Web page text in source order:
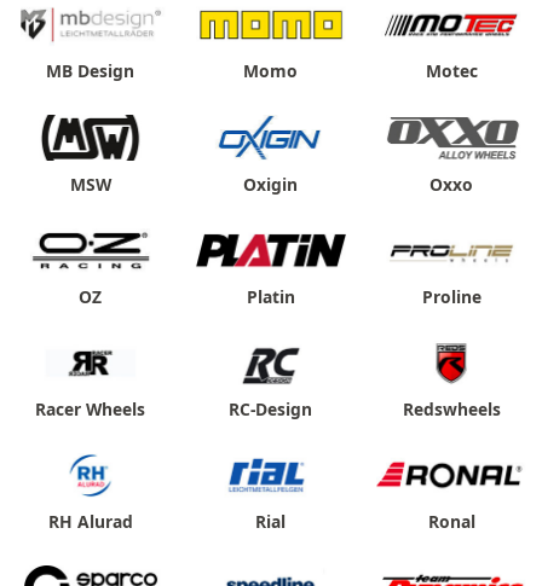
MB Design Momo Motec
MSW Oxigin Oxxo
OZ Platin Proline
Racer Wheels RC-Design Redswheels
RH Alurad Rial Ronal